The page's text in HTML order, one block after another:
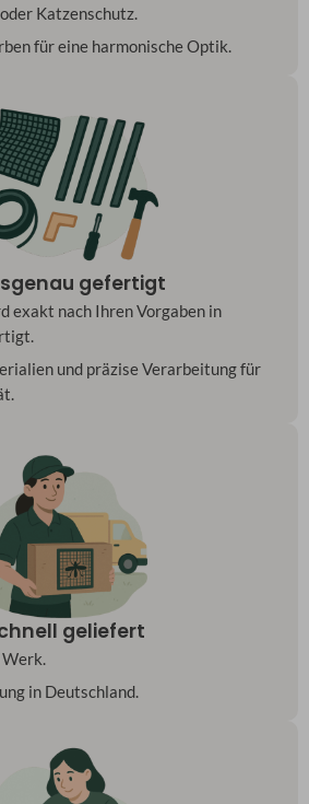
Katzenschutz.
für eine harmonische Optik.
gefertigt
exakt nach Ihren Vorgaben in
und präzise Verarbeitung für
geliefert
in Deutschland.